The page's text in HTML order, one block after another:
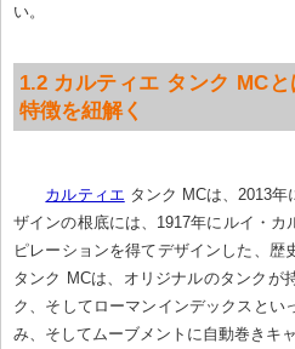
い。
1.2 カルティエ タンク MC
特徴を紐解く
カルティエ タンク MCは、2013
ザインの根底には、1917年にルイ・
ピレーションを得てデザインした、
タンク MCは、オリジナルのタンクが
ク、そしてローマンインデックスと
み、そしてムーブメントに自動巻きキ